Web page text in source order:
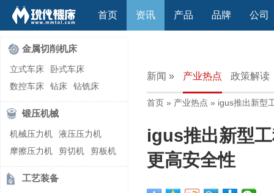
首页 资讯 产品 品牌 公司
金属切削机床
立式车床
卧式车床
数控车床
钻床
钻铣床
立式镗(铣)床
卧式镗(铣)床
龙门铣镗床
立式铣床
卧式铣床
雕刻机
平面磨床
外圆磨床
内圆磨床
龙门磨床
锻压机械
机械压力机
液压压力机
摩擦压力机
剪切机
剪板机
自动锻压机
折弯机
弯管机
快速成型机
工艺装备
新闻 » 产业热点 政策解读
首页 » 产业热点 » igus推出新型
igus推出新型
更高安全性